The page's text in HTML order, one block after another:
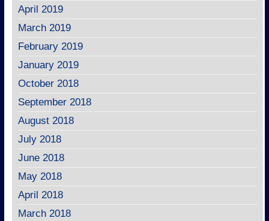
April 2019
March 2019
February 2019
January 2019
October 2018
September 2018
August 2018
July 2018
June 2018
May 2018
April 2018
March 2018